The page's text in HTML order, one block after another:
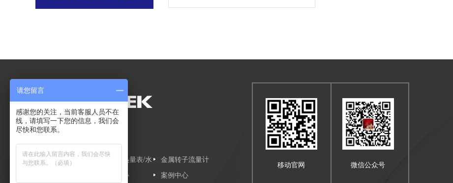
网站首页
超声波热量表/水
金属转子流量计
产品中心 案例中心
移动官网 微信公众号
请您留言
感谢您的关注，当前客服人员不在
线，请填写一下您的信息，我们会
尽快和您联系。